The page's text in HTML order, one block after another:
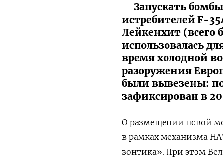
Запускать
истребителей F-
Лейкенхит (всего
использовалась
время холодной
разоружения
были вывезены:
зафиксирован в
О размещении новой
в рамках механизма
зонтика». При этом